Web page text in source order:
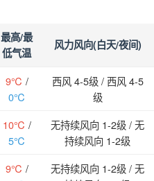
最高/最
低气温
风力风向(白天/夜间)
9℃ /
0℃
西风 4-5级 / 西风 4-5
级
10℃ /
5℃
无持续风向 1-2级 / 无
持续风向 1-2级
9℃ /
无持续风向 1-2级 / 无